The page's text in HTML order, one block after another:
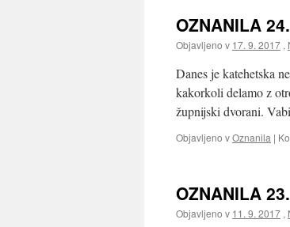
OZNANILA
Objavljeno v 17. 9. 2017 ,
Danes je katehetska
kakorkoli delamo z
župnijski dvorani.
Objavljeno vOznanila |
OZNANILA
Objavljeno v 11. 9. 2017 ,